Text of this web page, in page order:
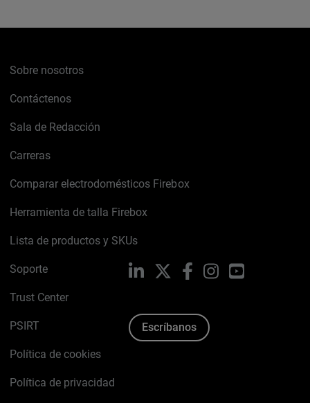
Sobre nosotros
Contáctenos
Sala de Redacción
Carreras
Comparar electrodomésticos Firebox
Herramienta de talla Firebox
Lista de productos y SKUs
Soporte
Trust Center
PSIRT
Política de cookies
Política de privacidad
LinkedIn FacebookInstagramYouTube
Escríbanos